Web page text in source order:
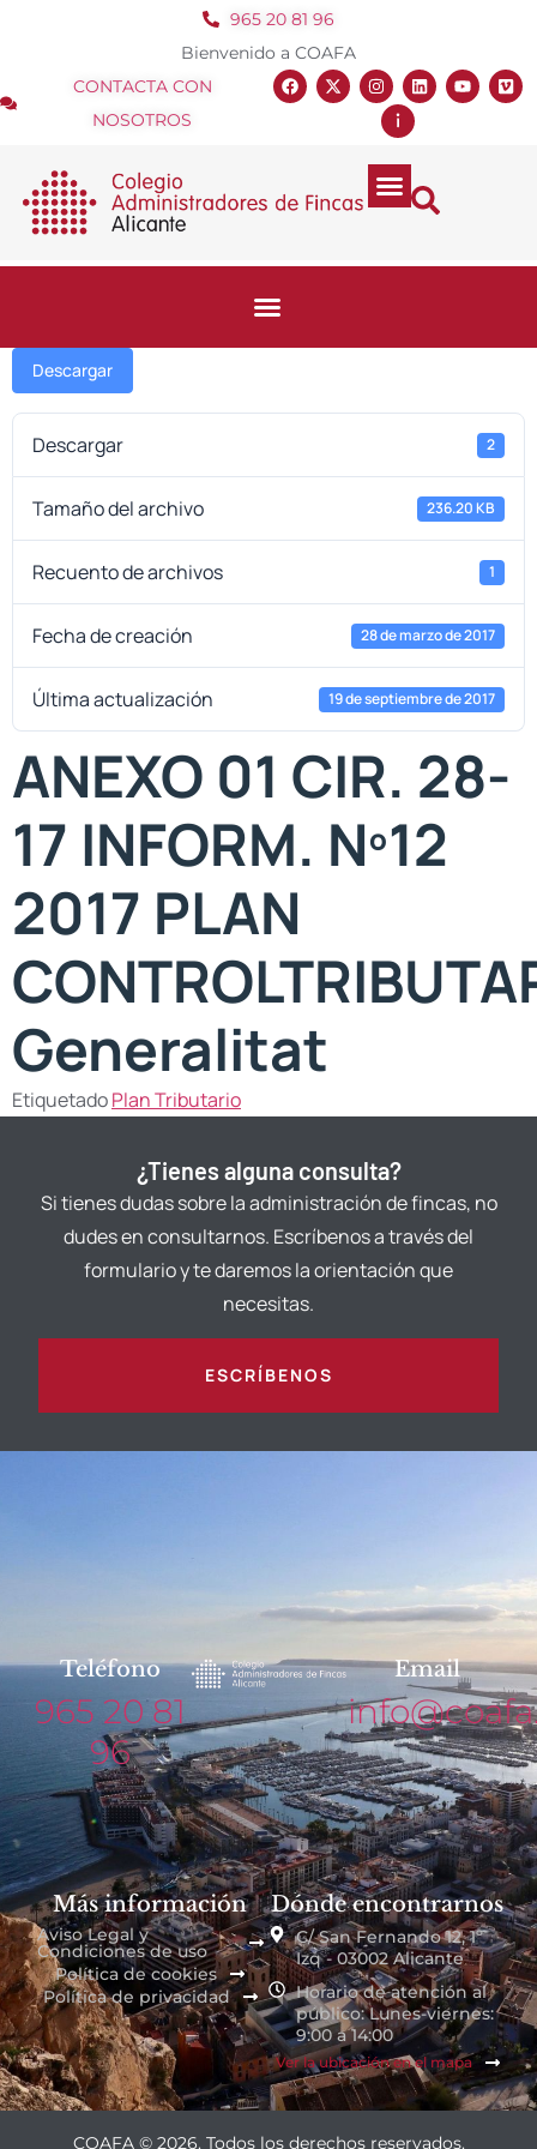
965 20 81 96
Bienvenido a COAFA
CONTACTA CON
NOSOTROS
Descargar
Descargar 2
Tamaño del archivo 236.20 KB
Recuento de archivos 1
Fecha de creación 28 de marzo de 2017
Última actualización 19 de septiembre de 2017
ANEXO 01 CIR. 28-
17 INFORM. Nº12
2017 PLAN
Generalitat
EtiquetadoPlan Tributario
¿Tienes alguna consulta?
Si tienes dudas sobre la administración de fincas, no
dudes en consultarnos. Escríbenos a través del
formulario y te daremos la orientación que
necesitas.
ESCRÍBENOS
Teléfono
965 20 81
96
Email
Más información
Aviso Legal y
Condiciones de uso
Política de cookies
Política de privacidad
Dónde encontrarnos
C/ San Fernando 12, 1º
Izq - 03002 Alicante
Horario de atención al
público: Lunes-viernes:
9:00 a 14:00
Ver la ubicación en el mapa
COAFA © 2026. Todos los derechos reservados.